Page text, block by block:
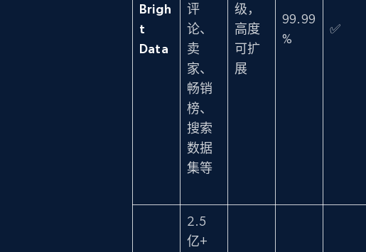
Brigh
t
Data
评
论、
卖
家、
畅销
榜、
搜索
数据
集等
级，
高度
可扩
展
99.99
%
✅
2.5
亿+